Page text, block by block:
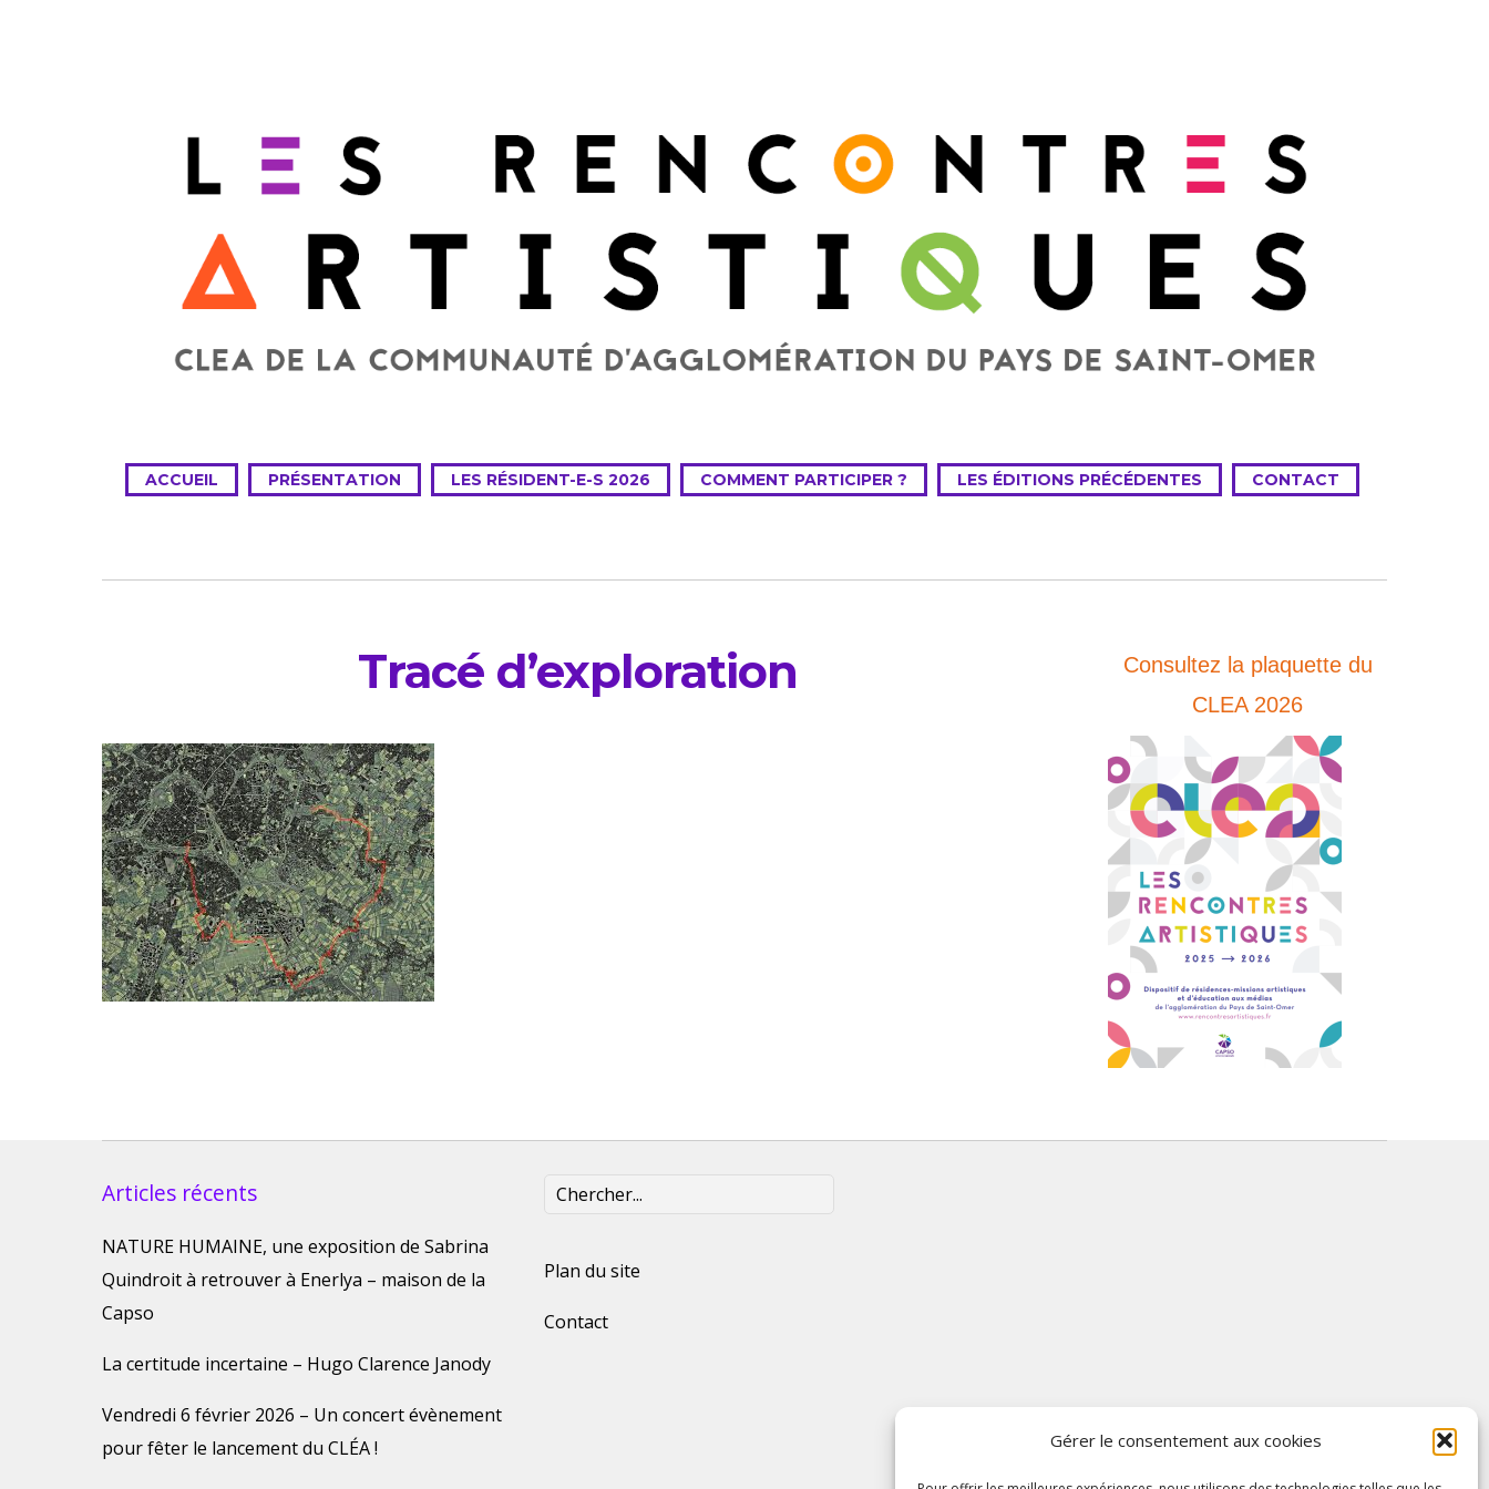
Gérer le consentement aux cookies
ACCUEIL PRÉSENTATION LES RÉSIDENT-E-S 2026 COMMENT PARTICIPER ? LES ÉDITIONS PRÉCÉDENTES CONTACT
Tracé d’exploration
Consultez la plaquette du
CLEA 2026
Articles récents
NATURE HUMAINE, une exposition de Sabrina
Quindroit à retrouver à Enerlya – maison de la
Capso
La certitude incertaine – Hugo Clarence Janody
Vendredi 6 février 2026 – Un concert évènement
pour fêter le lancement du CLÉA !
Plan du site
Contact